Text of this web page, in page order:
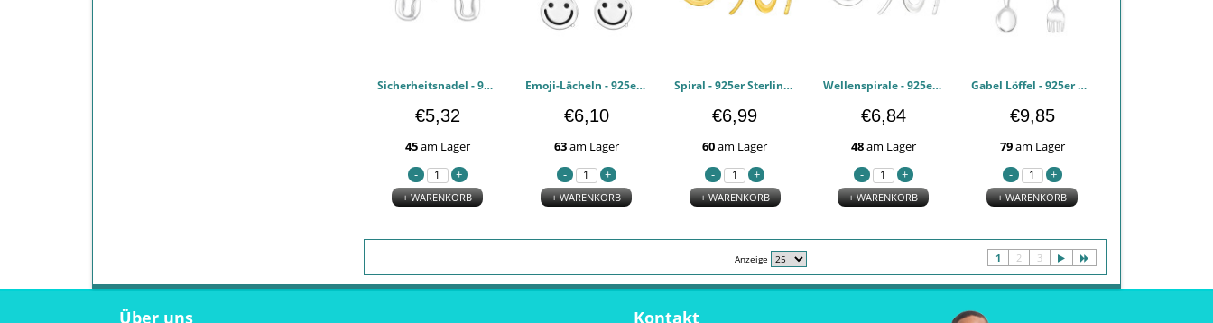
Sicherheitsnadel - 925er Sterling Silber Einfache Ohrringe PCJW48335
€5,32
45am Lager
+ WARENKORB
Emoji-Lächeln - 925er Sterling Silber Einfache Ohrringe PCJW48142
€6,10
63am Lager
+ WARENKORB
Spiral - 925er Sterling Silber Einfache Ohrringe PCJW47882
€6,99
60am Lager
+ WARENKORB
Wellenspirale - 925er Sterling Silber Einfache Ohrringe PCJW47881
€6,84
48am Lager
+ WARENKORB
Gabel Löffel - 925er Sterling Silber Einfache Ohrringe PCJW47832
€9,85
79am Lager
+ WARENKORB
Anzeige 1 2 3
Über uns Kontakt